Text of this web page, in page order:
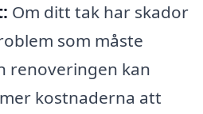
Om ditt tak har skador
som måste
renoveringen kan
kostnaderna att